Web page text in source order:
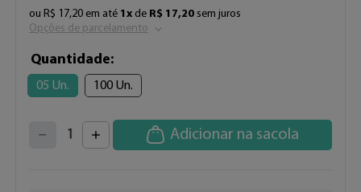
ou R$ 17,20 em até 1x de R$ 17,20 sem juros
Opções de parcelamento
Quantidade
05 Un. 100 Un.
1 Adicionar na sacola